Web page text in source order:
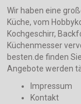
Wir haben eine
Küche, vom
Kochgeschirr,
Küchenmesser
besten.de finden
Angebote werden
Impressum
Kontakt